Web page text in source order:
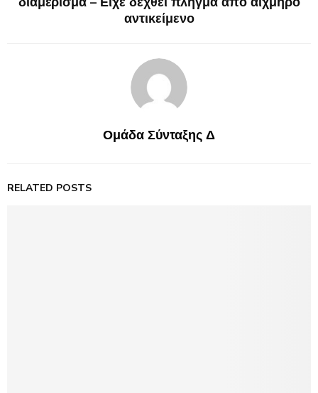
αντικείμενο
Ομάδα Σύνταξης Δ
RELATED POSTS